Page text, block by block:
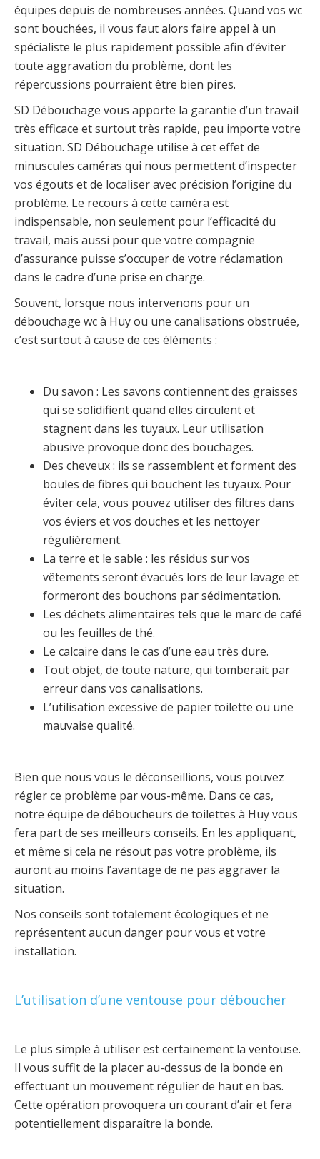
équipes depuis de nombreuses années. Quand vos wc
sont bouchées, il vous faut alors faire appel à un
spécialiste le plus rapidement possible afin d’éviter
toute aggravation du problème, dont les
répercussions pourraient être bien pires.
SD Débouchage vous apporte la garantie d’un travail
très efficace et surtout très rapide, peu importe votre
situation. SD Débouchage utilise à cet effet de
minuscules caméras qui nous permettent d’inspecter
vos égouts et de localiser avec précision l’origine du
problème. Le recours à cette caméra est
indispensable, non seulement pour l’efficacité du
travail, mais aussi pour que votre compagnie
d’assurance puisse s’occuper de votre réclamation
dans le cadre d’une prise en charge.
Souvent, lorsque nous intervenons pour un
débouchage wc à Huy ou une canalisations obstruée,
c’est surtout à cause de ces éléments :
Du savon : Les savons contiennent des graisses
qui se solidifient quand elles circulent et
stagnent dans les tuyaux. Leur utilisation
abusive provoque donc des bouchages.
Des cheveux : ils se rassemblent et forment des
boules de fibres qui bouchent les tuyaux. Pour
éviter cela, vous pouvez utiliser des filtres dans
vos éviers et vos douches et les nettoyer
régulièrement.
La terre et le sable : les résidus sur vos
vêtements seront évacués lors de leur lavage et
formeront des bouchons par sédimentation.
Les déchets alimentaires tels que le marc de café
ou les feuilles de thé.
Le calcaire dans le cas d’une eau très dure.
Tout objet, de toute nature, qui tomberait par
erreur dans vos canalisations.
L’utilisation excessive de papier toilette ou une
mauvaise qualité.
Bien que nous vous le déconseillions, vous pouvez
régler ce problème par vous-même. Dans ce cas,
notre équipe de déboucheurs de toilettes à Huy vous
fera part de ses meilleurs conseils. En les appliquant,
et même si cela ne résout pas votre problème, ils
auront au moins l’avantage de ne pas aggraver la
situation.
Nos conseils sont totalement écologiques et ne
représentent aucun danger pour vous et votre
installation.
L’utilisation d’une ventouse pour déboucher
Le plus simple à utiliser est certainement la ventouse.
Il vous suffit de la placer au-dessus de la bonde en
effectuant un mouvement régulier de haut en bas.
Cette opération provoquera un courant d’air et fera
potentiellement disparaître la bonde.